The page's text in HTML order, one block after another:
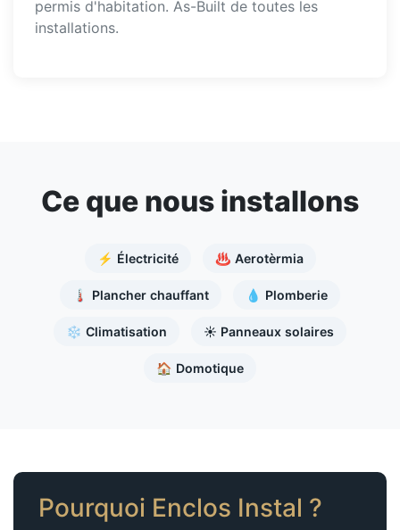
permis d'habitation. As-Built de toutes les
installations.
Ce que nous installons
⚡ Électricité ♨️ Aerotèrmia
🌡️ Plancher chauffant 💧 Plomberie
❄️ Climatisation ☀️ Panneaux solaires
🏠 Domotique
Pourquoi Enclos Instal ?